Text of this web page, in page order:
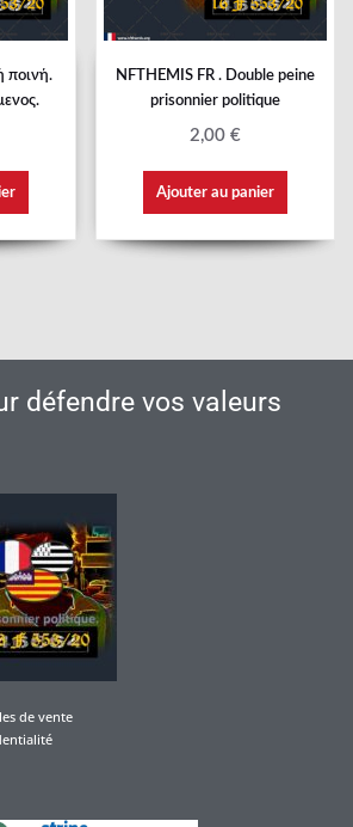
ποινή.
NFTHEMIS FR . Double peine
prisonnier politique
2,00€
Ajouter au panier
défendre vos valeurs
de vente